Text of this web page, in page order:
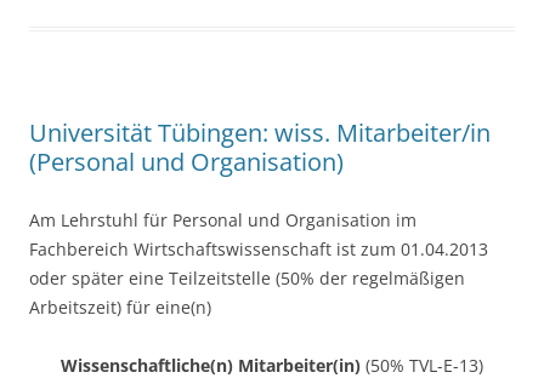
k
Universität Tübingen: wiss. Mitarbeiter/in
(Personal und Organisation)
Am Lehrstuhl für Personal und Organisation im
Fachbereich Wirtschaftswissenschaft ist zum 01.04.2013
oder später eine Teilzeitstelle (50% der regelmäßigen
Arbeitszeit) für eine(n)
Wissenschaftliche(n) Mitarbeiter(in) (50% TVL-E-13)